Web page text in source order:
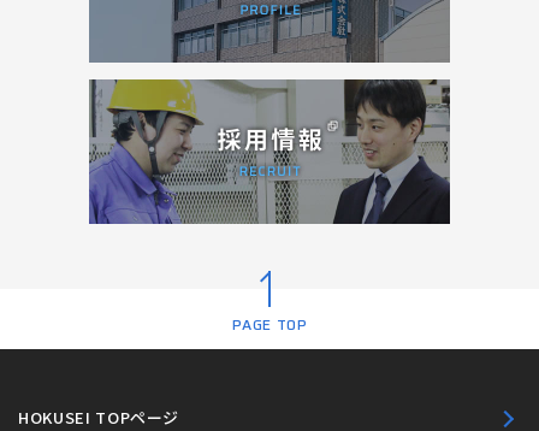
PAGE TOP
HOKUSEI TOPページ